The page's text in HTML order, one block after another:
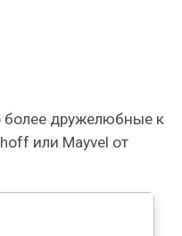
более дружелюбные к
или Mayvel от